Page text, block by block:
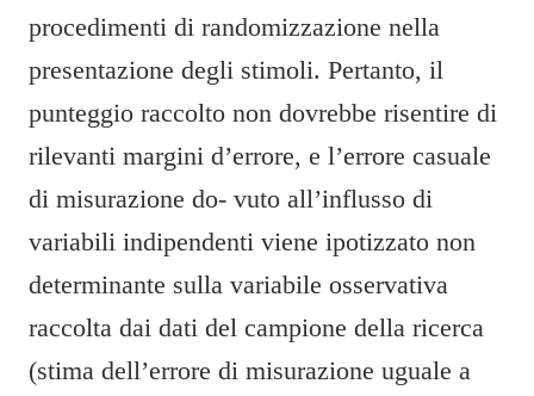
procedimenti di randomizzazione nella
presentazione degli stimoli. Pertanto, il
punteggio raccolto non dovrebbe risentire di
rilevanti margini d’errore, e l’errore casuale
di misurazione do- vuto all’influsso di
variabili indipendenti viene ipotizzato non
determinante sulla variabile osservativa
raccolta dai dati del campione della ricerca
(stima dell’errore di misurazione uguale a